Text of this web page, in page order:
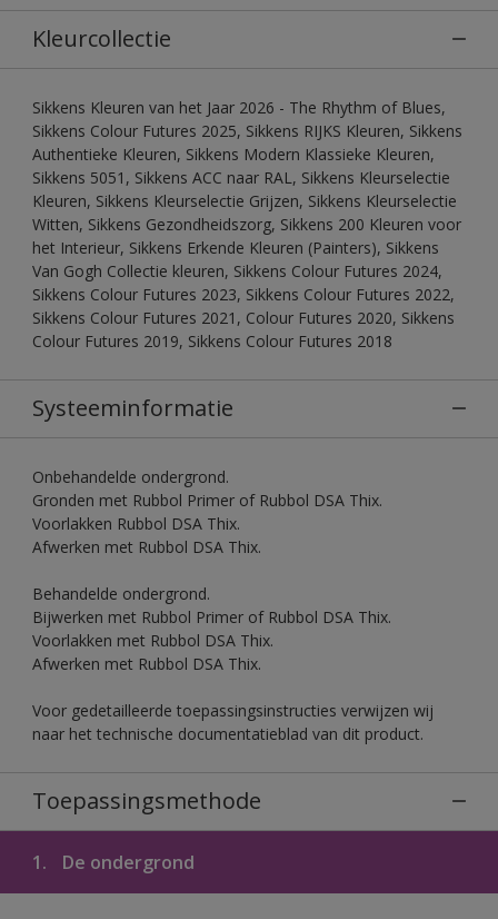
Kleurcollectie
Sikkens Kleuren van het Jaar 2026 - The Rhythm of Blues,
Sikkens Colour Futures 2025, Sikkens RIJKS Kleuren, Sikkens
Authentieke Kleuren, Sikkens Modern Klassieke Kleuren,
Sikkens 5051, Sikkens ACC naar RAL, Sikkens Kleurselectie
Kleuren, Sikkens Kleurselectie Grijzen, Sikkens Kleurselectie
Witten, Sikkens Gezondheidszorg, Sikkens 200 Kleuren voor
het Interieur, Sikkens Erkende Kleuren (Painters), Sikkens
Van Gogh Collectie kleuren, Sikkens Colour Futures 2024,
Sikkens Colour Futures 2023, Sikkens Colour Futures 2022,
Sikkens Colour Futures 2021, Colour Futures 2020, Sikkens
Colour Futures 2019, Sikkens Colour Futures 2018
Systeeminformatie
Onbehandelde ondergrond.
Gronden met Rubbol Primer of Rubbol DSA Thix.
Voorlakken Rubbol DSA Thix.
Afwerken met Rubbol DSA Thix.
Behandelde ondergrond.
Bijwerken met Rubbol Primer of Rubbol DSA Thix.
Voorlakken met Rubbol DSA Thix.
Afwerken met Rubbol DSA Thix.
Voor gedetailleerde toepassingsinstructies verwijzen wij
naar het technische documentatieblad van dit product.
Toepassingsmethode
1. De ondergrond